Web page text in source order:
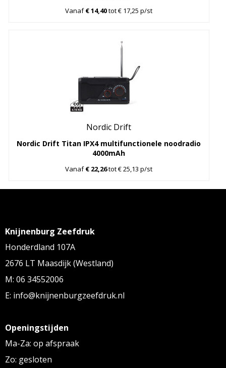
Vanaf€ 14,40tot € 17,25 p/st
Nordic Drift
Nordic Drift Titan IPX4 multifunctionele noodradio
4000mAh
Vanaf€ 22,26tot € 25,13 p/st
Knijnenburg Zeefdruk
Honderdland 107A
2676 LT Maasdijk (Westland)
M: 06 34552006
E: info@knijnenburgzeefdruk.nl
Openingstijden
Ma-Za: op afspraak
Zo: gesloten